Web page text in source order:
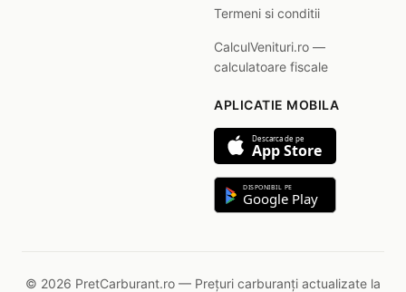
Termeni si conditii
CalculVenituri.ro —
calculatoare fiscale
APLICATIE MOBILA
Descarca de pe
App Store
DISPONIBIL PE
Google Play
© 2026 PretCarburant.ro — Prețuri carburanți actualizate la